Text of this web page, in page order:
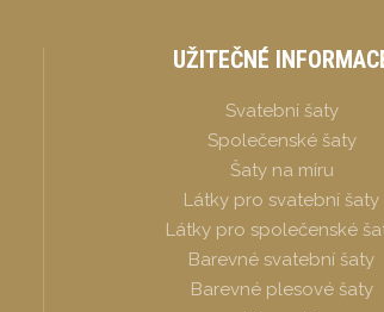
UŽITEČNÉ
Svatební šaty
Společenské šaty
Šaty na míru
Látky pro svatební šaty
Látky pro společenské
Barevné svatební šaty
Barevné plesové šaty